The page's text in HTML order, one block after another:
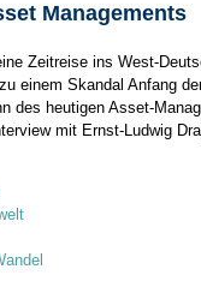
Managements
Zeitreise ins West-
einem Skandal Anfang
des heutigen Asset-­
mit Ernst-Ludwig